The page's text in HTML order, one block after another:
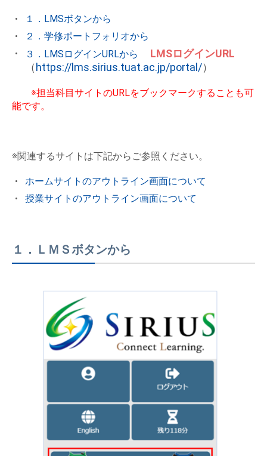
１．LMSボタンから
２．学修ポートフォリオから
３．LMSログインURLから
LMSログインURL
（ https://lms.sirius.tuat.ac.jp/portal/）
※担当科目サイトのURLをブックマークすることも可
能です。
※関連するサイトは下記からご参照ください。
ホームサイトのアウトライン画面について
授業サイトのアウトライン画面について
１．ＬＭＳボタンから